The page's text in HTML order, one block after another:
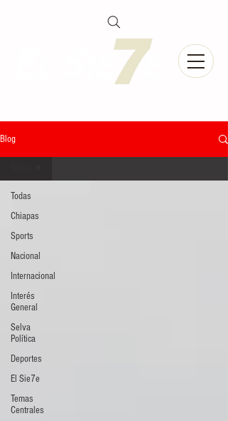
Blog
Todas
Chiapas
Sports
Nacional
Internacional
Interés
General
Selva
Política
Deportes
El Sie7e
Temas
Centrales